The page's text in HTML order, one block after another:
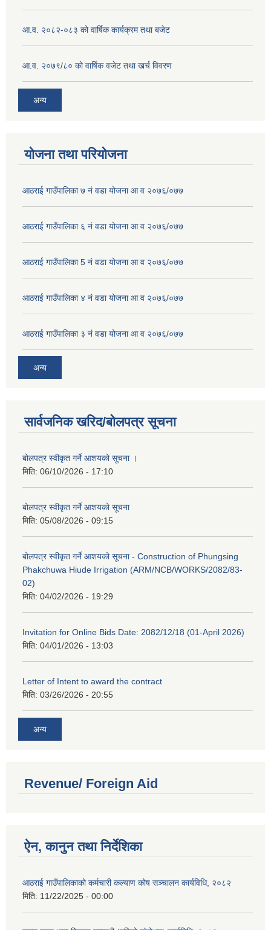
आ.व. २०८२-०८३ को वार्षिक कार्यक्रम तथा बजेट
आ.व. २०७९/८० को वार्षिक वजेट तथा खर्च विवरण
अन्य
योजना तथा परियोजना
आठराई गाउँपालिका ७ नं वडा योजना आ व २०७६/०७७
आठराई गाउँपालिका ६ नं वडा योजना आ व २०७६/०७७
आठराई गाउँपालिका 5 नं वडा योजना आ व २०७६/०७७
आठराई गाउँपालिका ४ नं वडा योजना आ व २०७६/०७७
आठराई गाउँपालिका ३ नं वडा योजना आ व २०७६/०७७
अन्य
सार्वजनिक खरिद/बोलपत्र सूचना
बोलपत्र स्वीकृत गर्ने आशयको सूचना ।
मिति: 06/10/2026 - 17:10
बोलपत्र स्वीकृत गर्ने आशयको सूचना
मिति: 05/08/2026 - 09:15
बोलपत्र स्वीकृत गर्ने आशयको सूचना - Construction of Phungsing
Phakchuwa Hiude Irrigation (ARM/NCB/WORKS/2082/83-
02)
मिति: 04/02/2026 - 19:29
Invitation for Online Bids Date: 2082/12/18 (01-April 2026)
मिति: 04/01/2026 - 13:03
Letter of Intent to award the contract
मिति: 03/26/2026 - 20:55
अन्य
Revenue/ Foreign Aid
ऐन, कानुन तथा निर्देशिका
आठराई गाउँपालिकाको कर्मचारी कल्याण कोष सञ्चालन कार्यविधि, २०८२
मिति: 11/22/2025 - 00:00